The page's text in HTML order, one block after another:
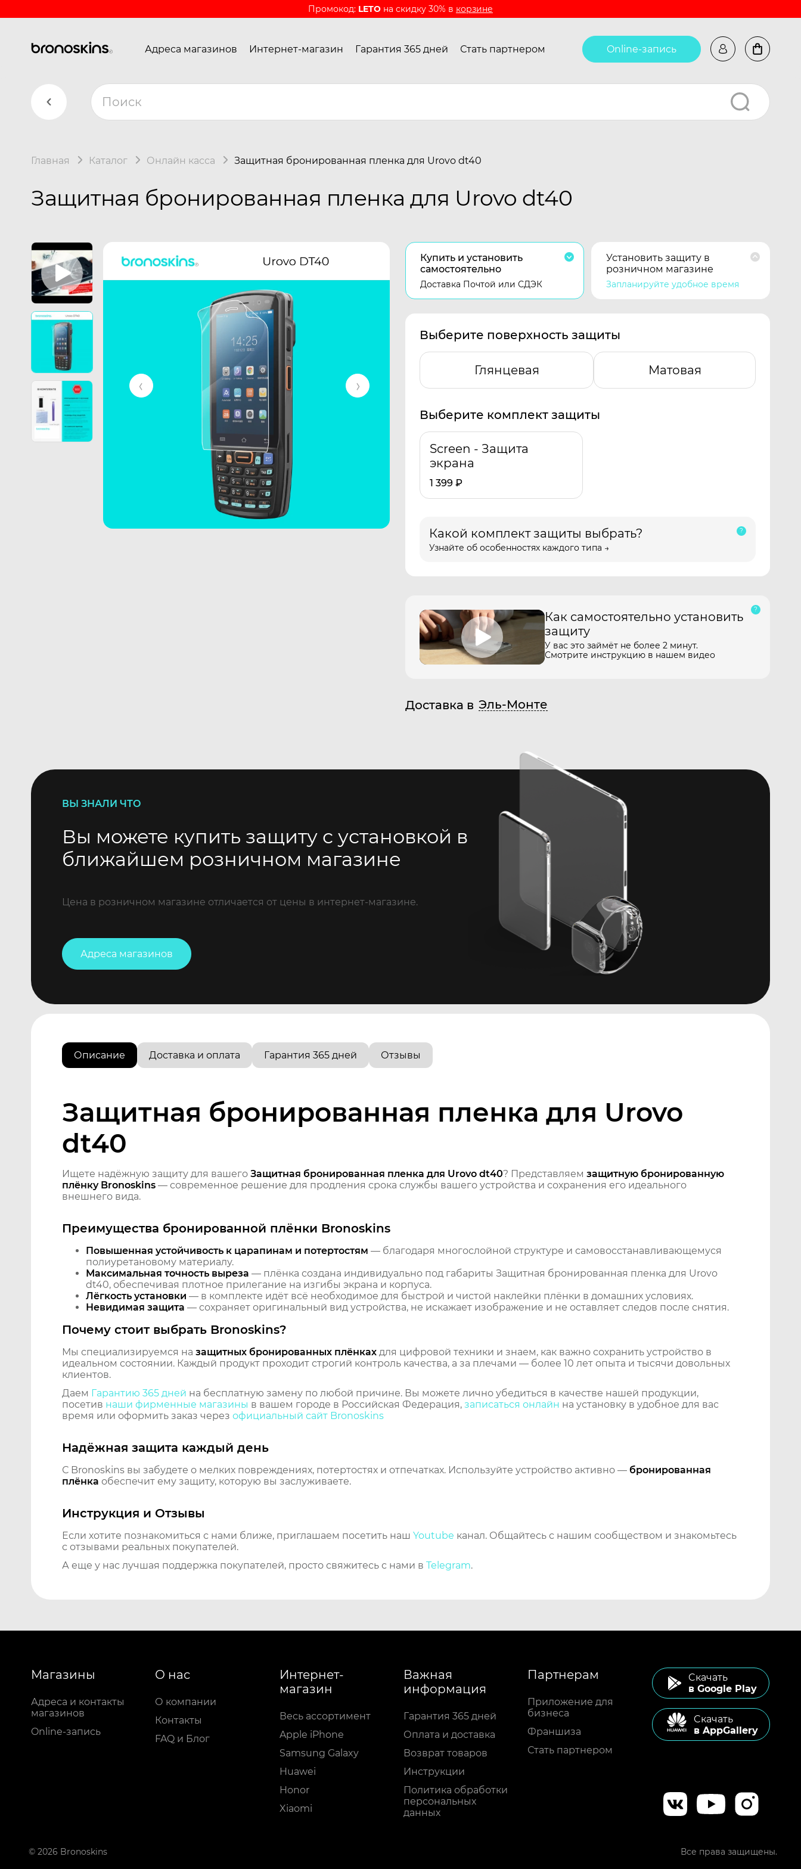
Промокод: LETO на скидку 30% в корзине
Адреса магазинов Интернет-магазин Гарантия 365 дней Стать партнером Online-запись
Главная Каталог Онлайн касса Защитная бронированная пленка для Urovo dt40
Защитная бронированная пленка для Urovo dt40
Купить и установить
самостоятельно
Доставка Почтой или СДЭК
Установить защиту в
розничном магазине
Запланируйте удобное время
Выберите поверхность защиты
Глянцевая Матовая
Выберите комплект защиты
Screen - Защита
экрана
1 399 ₽
Какой комплект защиты выбрать?
Узнайте об особенностях каждого типа →
Как самостоятельно установить
защиту
У вас это займёт не более 2 минут.
Смотрите инструкцию в нашем видео
Доставка в Эль-Монте
ВЫ ЗНАЛИ ЧТО
Вы можете купить защиту с установкой в
ближайшем розничном магазине
Цена в розничном магазине отличается от цены в интернет-магазине.
Адреса магазинов
Описание Доставка и оплата Гарантия 365 дней Отзывы
Защитная бронированная пленка для Urovo
dt40
Ищете надёжную защиту для вашего Защитная бронированная пленка для Urovo dt40? Представляем защитную бронированную
плёнку Bronoskins — современное решение для продления срока службы вашего устройства и сохранения его идеального
внешнего вида.
Преимущества бронированной плёнки Bronoskins
Повышенная устойчивость к царапинам и потертостям — благодаря многослойной структуре и самовосстанавливающемуся
полиуретановому материалу.
Максимальная точность выреза — плёнка создана индивидуально под габариты Защитная бронированная пленка для Urovo
dt40, обеспечивая плотное прилегание на изгибы экрана и корпуса.
Лёгкость установки — в комплекте идёт всё необходимое для быстрой и чистой наклейки плёнки в домашних условиях.
Невидимая защита — сохраняет оригинальный вид устройства, не искажает изображение и не оставляет следов после снятия.
Почему стоит выбрать Bronoskins?
Мы специализируемся на защитных бронированных плёнках для цифровой техники и знаем, как важно сохранить устройство в
идеальном состоянии. Каждый продукт проходит строгий контроль качества, а за плечами — более 10 лет опыта и тысячи довольных
клиентов.
Даем Гарантию 365 дней на бесплатную замену по любой причине. Вы можете лично убедиться в качестве нашей продукции,
посетив наши фирменные магазины в вашем городе в Российская Федерация, записаться онлайн на установку в удобное для вас
время или оформить заказ через официальный сайт Bronoskins
Надёжная защита каждый день
С Bronoskins вы забудете о мелких повреждениях, потертостях и отпечатках. Используйте устройство активно — бронированная
плёнка обеспечит ему защиту, которую вы заслуживаете.
Инструкция и Отзывы
Если хотите познакомиться с нами ближе, приглашаем посетить наш Youtube канал. Общайтесь с нашим сообществом и знакомьтесь
с отзывами реальных покупателей.
А еще у нас лучшая поддержка покупателей, просто свяжитесь с нами в Telegram.
Магазины
Адреса и контакты
магазинов
Online-запись
О нас
О компании
Контакты
FAQ и Блог
Интернет-
магазин
Весь ассортимент
Apple iPhone
Samsung Galaxy
Huawei
Honor
Xiaomi
Важная
информация
Гарантия 365 дней
Оплата и доставка
Возврат товаров
Инструкции
Политика обработки
персональных
данных
Партнерам
Приложение для
бизнеса
Франшиза
Стать партнером
Cкачать
в Google Play
Cкачать
в AppGallery
© 2026 Bronoskins Все права защищены.